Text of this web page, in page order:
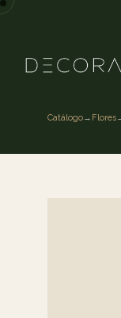
Catálogo→ Flores